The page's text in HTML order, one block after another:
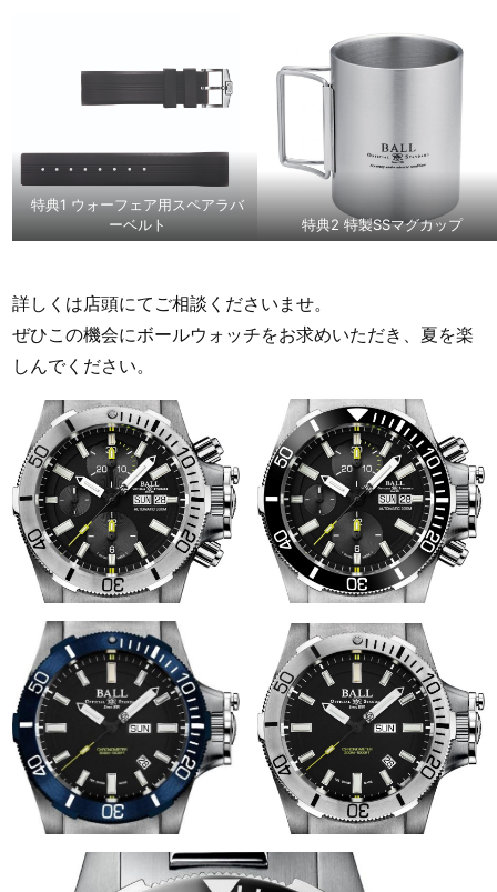
特典1 ウォーフェア用スペアラバ
ーベルト
特典2 特製SSマグカップ
詳しくは店頭にてご相談くださいませ。
ぜひこの機会にボールウォッチをお求めいただき、夏を楽
しんでください。